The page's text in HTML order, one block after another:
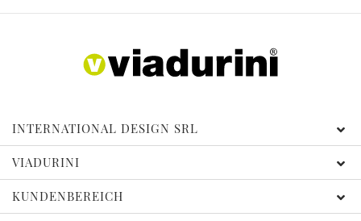
INTERNATIONAL DESIGN SRL
VIADURINI
KUNDENBEREICH